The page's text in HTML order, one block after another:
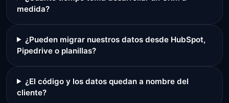
medida?
¿Pueden migrar nuestros datos desde HubSpot,
Pipedrive o planillas?
¿El código y los datos quedan a nombre del
cliente?